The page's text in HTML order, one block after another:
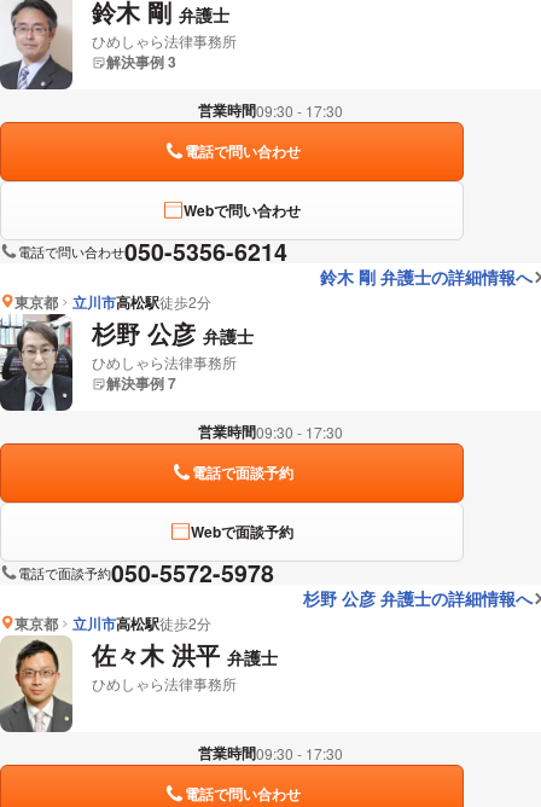
鈴木 剛 弁護士
ひめしゃら法律事務所
解決事例 3
営業時間09:30 - 17:30
電話で問い合わせ
Webで問い合わせ
電話で問い合わせ050-5356-6214
鈴木 剛 弁護士の詳細情報へ
東京都 立川市高松駅徒歩2分
杉野 公彦 弁護士
ひめしゃら法律事務所
解決事例 7
営業時間09:30 - 17:30
電話で面談予約
Webで面談予約
電話で面談予約050-5572-5978
杉野 公彦 弁護士の詳細情報へ
東京都 立川市高松駅徒歩2分
佐々木 洪平 弁護士
ひめしゃら法律事務所
営業時間09:30 - 17:30
電話で問い合わせ